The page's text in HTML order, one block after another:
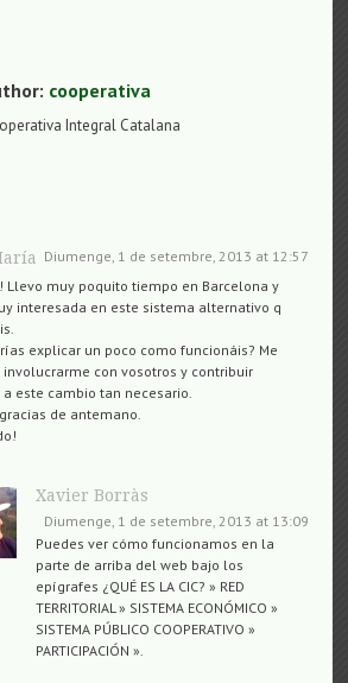
cooperativa
Integral Catalana
Diumenge, 1 de setembre, 2013 at 12:57
Llevo muy poquito tiempo en Barcelona y
interesada en este sistema alternativo q
explicar un poco como funcionáis? Me
con vosotros y contribuir
este cambio tan necesario.
de antemano.
Xavier Borràs
Diumenge, 1 de setembre, 2013 at 13:09
Puedes ver cómo funcionamos en la
parte de arriba del web bajo los
epígrafes ¿QUÉ ES LA CIC? » RED
TERRITORIAL » SISTEMA ECONÓMICO »
SISTEMA PÚBLICO COOPERATIVO »
PARTICIPACIÓN ».